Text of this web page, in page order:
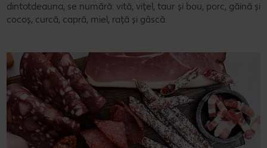
dintotdeauna, se numără: vită, vițel, taur și bou, porc, găină și
cocoș, curcă, capră, miel, rață și gâscă.